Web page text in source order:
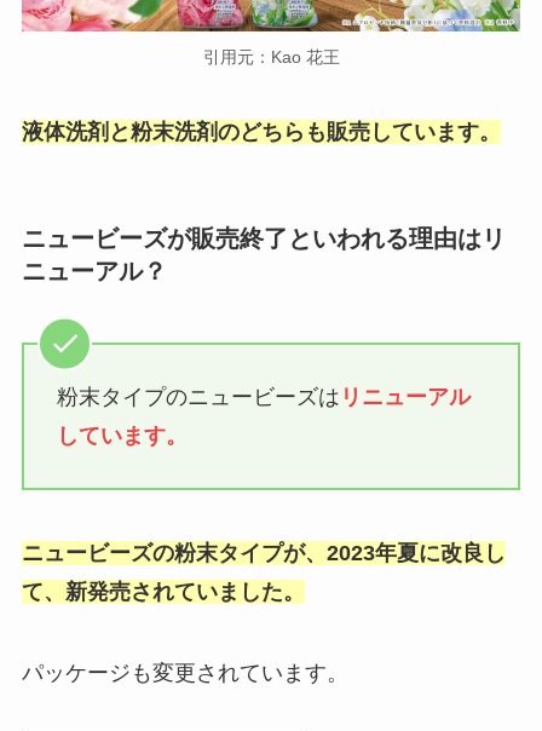
引用元：Kao 花王
液体洗剤と粉末洗剤のどちらも販売しています。
ニュービーズが販売終了といわれる理由はリ
ニューアル？
粉末タイプのニュービーズは リニューアル
しています。
ニュービーズの粉末タイプが、2023年夏に改良し
て、新発売されていました。
パッケージも変更されています。